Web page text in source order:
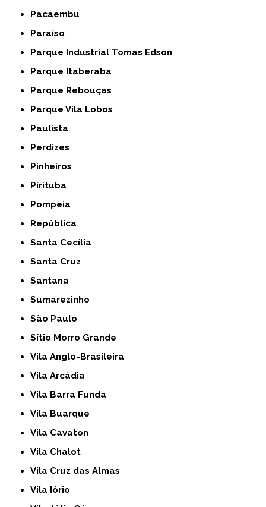
Pacaembu
Paraíso
Parque Industrial Tomas Edson
Parque Itaberaba
Parque Rebouças
Parque Vila Lobos
Paulista
Perdizes
Pinheiros
Pirituba
Pompeia
República
Santa Cecília
Santa Cruz
Santana
Sumarezinho
São Paulo
Sítio Morro Grande
Vila Anglo-Brasileira
Vila Arcádia
Vila Barra Funda
Vila Buarque
Vila Cavaton
Vila Chalot
Vila Cruz das Almas
Vila Iório